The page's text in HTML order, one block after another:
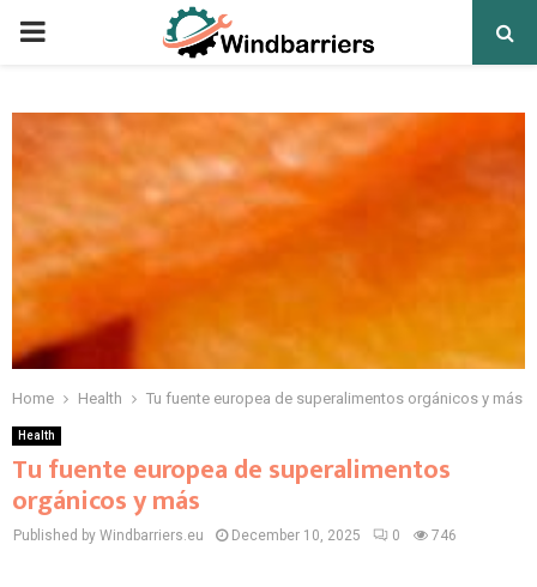
PRIMARY
Home Health Tu fuente europea de superalimentos orgánicos y más
Health
Tu fuente europea de superalimentos
orgánicos y más
Published by Windbarriers.eu December 10, 2025 0 746